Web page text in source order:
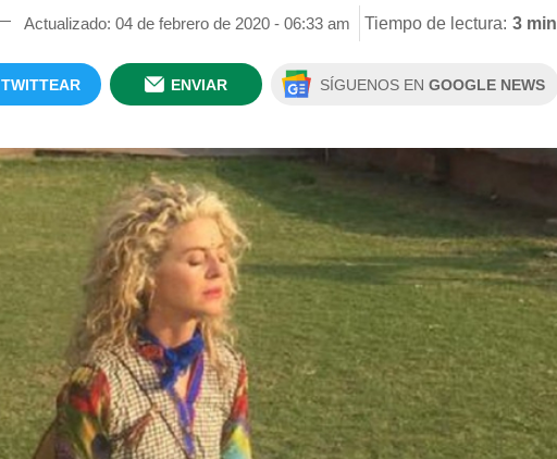
Actualizado: 04 de febrero de 2020 - 06:33 am Tiempo de lectura: 3 min
TWITTEAR ENVIAR SÍGUENOS EN GOOGLE NEWS